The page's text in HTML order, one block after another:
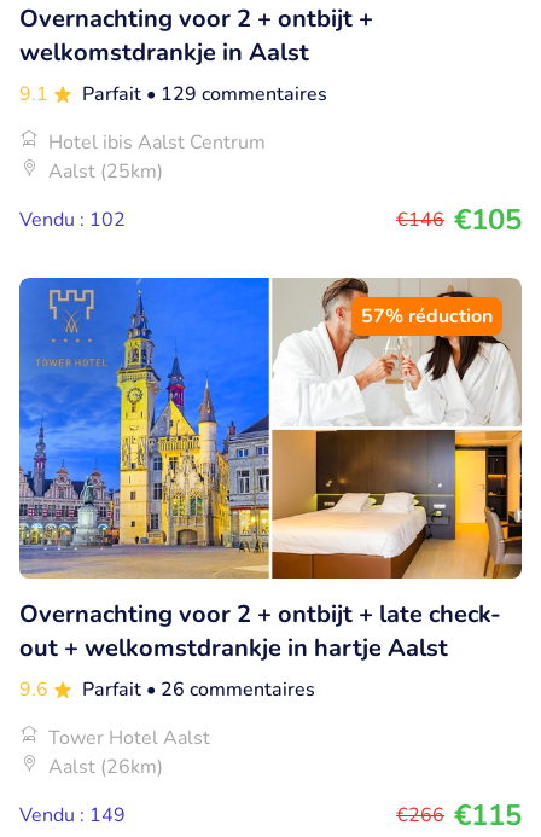
Overnachting voor 2 + ontbijt +
welkomstdrankje in Aalst
9.1 Parfait • 129 commentaires
Hotel ibis Aalst Centrum
Aalst (25km)
Vendu : 102
€146 €105
57% réduction
Overnachting voor 2 + ontbijt + late check-
out + welkomstdrankje in hartje Aalst
9.6 Parfait • 26 commentaires
Tower Hotel Aalst
Aalst (26km)
Vendu : 149
€266 €115